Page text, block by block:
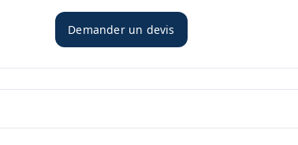
Demander un devis